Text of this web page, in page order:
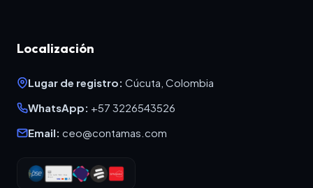
Localización
Lugar de registro: Cúcuta, Colombia
WhatsApp: +57 3226543526
Email: ceo@contamas.com